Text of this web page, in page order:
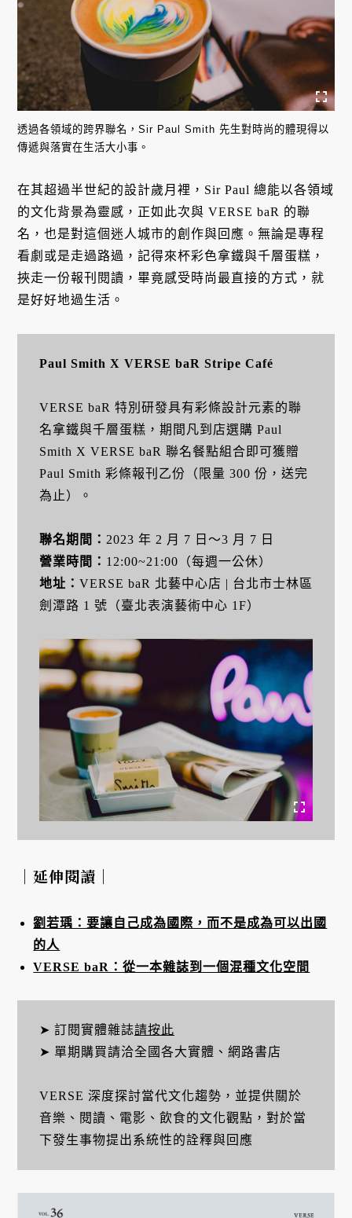
透過各領域的跨界聯名，Sir Paul Smith 先生對時尚的體現得以
傳遞與落實在生活大小事。
在其超過半世紀的設計歲月裡，Sir Paul 總能以各領域
的文化背景為靈感，正如此次與 VERSE baR 的聯
名，也是對這個迷人城市的創作與回應。無論是專程
看劇或是走過路過，記得來杯彩色拿鐵與千層蛋糕，
挾走一份報刊閱讀，畢竟感受時尚最直接的方式，就
是好好地過生活。
Paul Smith X VERSE baR Stripe Café
VERSE baR 特別研發具有彩條設計元素的聯
名拿鐵與千層蛋糕，期間凡到店選購 Paul
Smith X VERSE baR 聯名餐點組合即可獲贈
Paul Smith 彩條報刊乙份（限量 300 份，送完
為止）。
聯名期間： 2023 年 2 月 7 日～3 月 7 日
營業時間： 12:00~21:00（每週一公休）
地址： VERSE baR 北藝中心店 | 台北市士林區
劍潭路 1 號（臺北表演藝術中心 1F）
｜延伸閱讀｜
劉若瑀：要讓自己成為國際，而不是成為可以出國
的人
VERSE baR：從一本雜誌到一個混種文化空間
➤ 訂閱實體雜誌請按此
➤ 單期購買請洽全國各大實體、網路書店
VERSE 深度探討當代文化趨勢，並提供關於
音樂、閱讀、電影、飲食的文化觀點，對於當
下發生事物提出系統性的詮釋與回應